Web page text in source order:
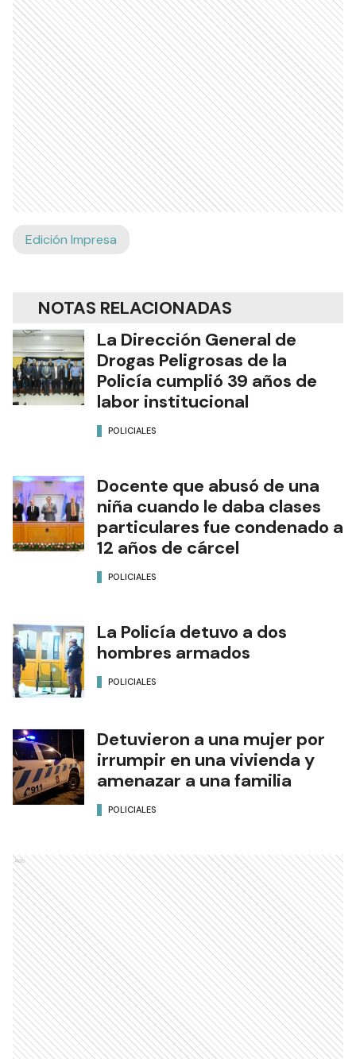
Edición Impresa
NOTAS RELACIONADAS
La Dirección General de
Drogas Peligrosas de la
Policía cumplió 39 años de
labor institucional
POLICIALES
Docente que abusó de una
niña cuando le daba clases
particulares fue condenado a
12 años de cárcel
POLICIALES
La Policía detuvo a dos
hombres armados
POLICIALES
Detuvieron a una mujer por
irrumpir en una vivienda y
amenazar a una familia
POLICIALES
Ads